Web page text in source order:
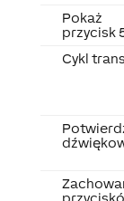
Pokaż
przycisk
Cykl